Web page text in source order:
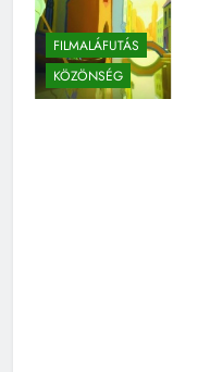
FILMALÁFUTÁS
KÖZÖNSÉG